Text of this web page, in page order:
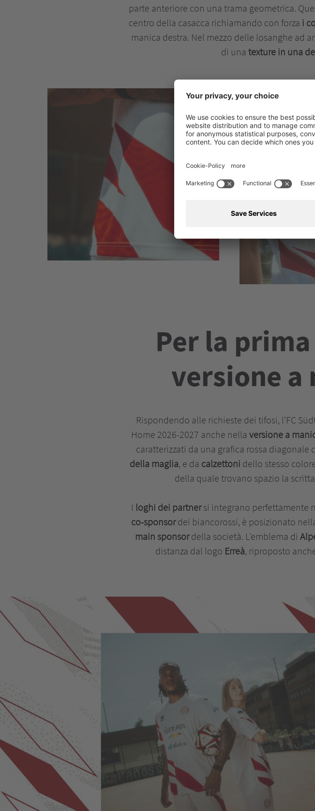
parte anteriore con una trama geometrica.
centro della casacca richiamando con forza i
manica destra. Nel mezzo delle losanghe ad
di una texture in una
Per la
versione a
Rispondendo alle richieste dei tifosi, l'FC
Home 2026-2027 anche nella versione a
caratterizzati da una grafica rossa
della maglia, e da calzettoni dello stesso
della quale trovano spazio la
I loghi dei partnersi integrano perfettamente
co-sponsordei biancorossi, è posizionato
main sponsordella società. L'emblema di
distanza dal logo Erreà, riproposto